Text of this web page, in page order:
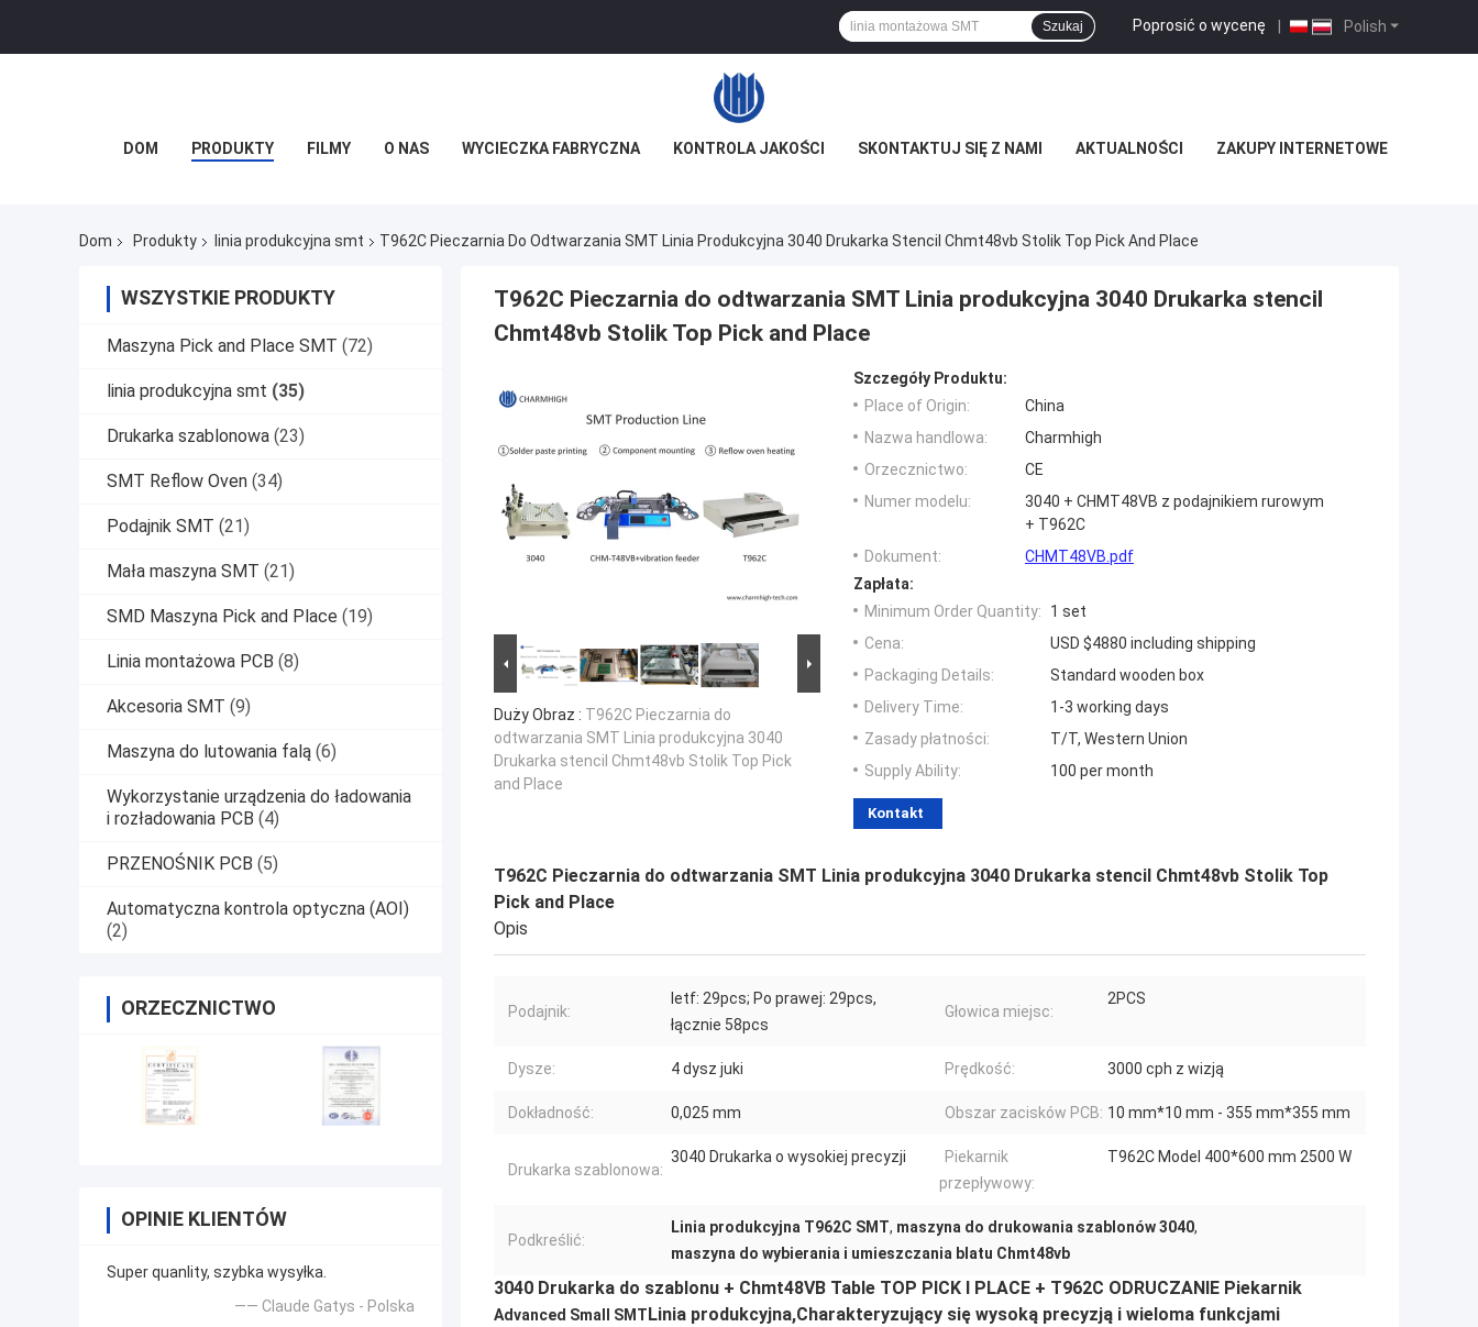
Polish
Poprosić o wycenę |
Szukaj
DOM PRODUKTY FILMY O NAS WYCIECZKA FABRYCZNA KONTROLA JAKOŚCI SKONTAKTUJ SIĘ Z NAMI AKTUALNOŚCI ZAKUPY INTERNETOWE
Dom Produkty linia produkcyjna smt T962C Pieczarnia Do Odtwarzania SMT Linia Produkcyjna 3040 Drukarka Stencil Chmt48vb Stolik Top Pick And Place
WSZYSTKIE PRODUKTY
Maszyna Pick and Place SMT (72)
linia produkcyjna smt (35)
Drukarka szablonowa (23)
SMT Reflow Oven (34)
Podajnik SMT (21)
Mała maszyna SMT (21)
SMD Maszyna Pick and Place (19)
Linia montażowa PCB (8)
Akcesoria SMT (9)
Maszyna do lutowania falą (6)
Wykorzystanie urządzenia do ładowania
i rozładowania PCB (4)
PRZENOŚNIK PCB (5)
Automatyczna kontrola optyczna (AOI)
(2)
ORZECZNICTWO
OPINIE KLIENTÓW
Super quanlity, szybka wysyłka.
—— Claude Gatys - Polska
T962C Pieczarnia do odtwarzania SMT Linia produkcyjna 3040 Drukarka stencil
Chmt48vb Stolik Top Pick and Place
Duży Obraz : T962C Pieczarnia do
odtwarzania SMT Linia produkcyjna 3040
Drukarka stencil Chmt48vb Stolik Top Pick
and Place
Szczegóły Produktu:
Place of Origin:
China
Nazwa handlowa:
Charmhigh
Orzecznictwo:
CE
Numer modelu:
3040 + CHMT48VB z podajnikiem rurowym
+ T962C
Dokument:
CHMT48VB.pdf
Zapłata:
Minimum Order Quantity:
1 set
Cena:
USD $4880 including shipping
Packaging Details:
Standard wooden box
Delivery Time:
1-3 working days
Zasady płatności:
T/T, Western Union
Supply Ability:
100 per month
Kontakt
T962C Pieczarnia do odtwarzania SMT Linia produkcyjna 3040 Drukarka stencil Chmt48vb Stolik Top
Pick and Place
Opis
Podajnik:
letf: 29pcs; Po prawej: 29pcs,
łącznie 58pcs
Głowica miejsc:
2PCS
Dysze: 4 dysz juki Prędkość: 3000 cph z wizją
Dokładność: 0,025 mm Obszar zacisków PCB: 10 mm*10 mm - 355 mm*355 mm
Drukarka szablonowa:
3040 Drukarka o wysokiej precyzji
Piekarnik
przepływowy:
T962C Model 400*600 mm 2500 W
Podkreślić:
Linia produkcyjna T962C SMT, maszyna do drukowania szablonów 3040,
maszyna do wybierania i umieszczania blatu Chmt48vb
3040 Drukarka do szablonu + Chmt48VB Table TOP PICK I PLACE + T962C ODRUCZANIE Piekarnik
Advanced Small SMT Linia produkcyjna,Charakteryzujący się wysoką precyzją i wieloma funkcjami